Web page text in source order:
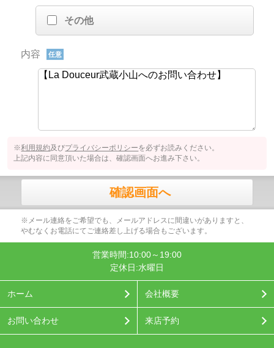
その他
内容 任意
※利用規約及びプライバシーポリシーを必ずお読みください。
上記内容に同意頂いた場合は、確認画面へお進み下さい。
確認画面へ
※メール連絡をご希望でも、メールアドレスに間違いがありますと、
やむなくお電話にてご連絡差し上げる場合もございます。
営業時間:10:00～19:00
定休日:水曜日
ホーム 会社概要
お問い合わせ 来店予約